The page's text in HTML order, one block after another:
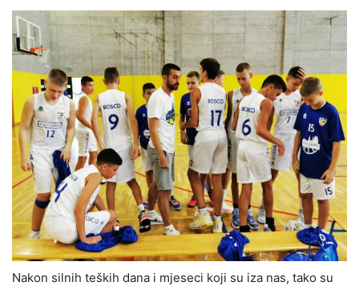
Nakon silnih teških dana i mjeseci koji su iza nas, tako su